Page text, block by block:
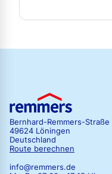
Bernhard-Remmers-Straße
49624 Löningen
Deutschland
Route berechnen
info@remmers.de